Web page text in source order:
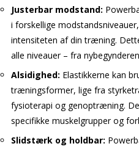
Justerbar modstand:
i forskellige
intensiteten af din træning.
alle niveauer – fra
Alsidighed: Elastikkerne kan
træningsformer, lige fra
fysioterapi og genoptræning.
specifikke muskelgrupper og
Slidstærk og holdbar: